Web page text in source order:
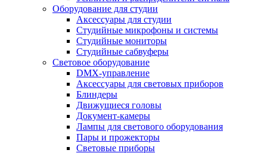
Оборудование для студии
Аксессуары для студии
Студийные микрофоны и системы
Студийные мониторы
Студийные сабвуферы
Световое оборудование
DMX-управление
Аксессуары для световых приборов
Блиндеры
Движущиеся головы
Документ-камеры
Лампы для светового оборудования
Пары и прожекторы
Световые приборы